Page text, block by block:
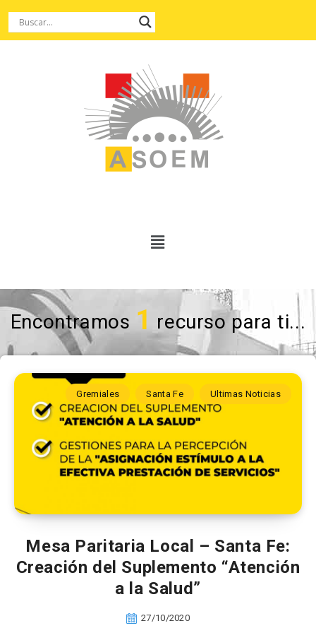
Encontramos 1 recurso para ti...
Gremiales Santa Fe Ultimas Noticias
Mesa Paritaria Local – Santa Fe:
Creación del Suplemento “Atención
a la Salud”
27/10/2020